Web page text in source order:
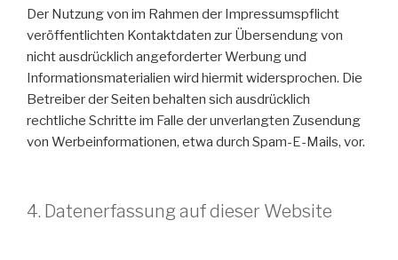
Der Nutzung von im Rahmen der Impressumspflicht
veröffentlichten Kontaktdaten zur Übersendung von
nicht ausdrücklich angeforderter Werbung und
Informationsmaterialien wird hiermit widersprochen. Die
Betreiber der Seiten behalten sich ausdrücklich
rechtliche Schritte im Falle der unverlangten Zusendung
von Werbeinformationen, etwa durch Spam-E-Mails, vor.
4. Datenerfassung auf dieser Website